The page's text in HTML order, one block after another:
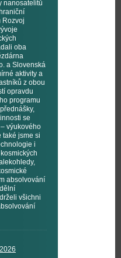
nanosatelitů
Rozvoj
oba
a Slovenská
aktivity a
z obou
opravdu
programu
se
výukového
také jsme si
i
absolvování
všichni